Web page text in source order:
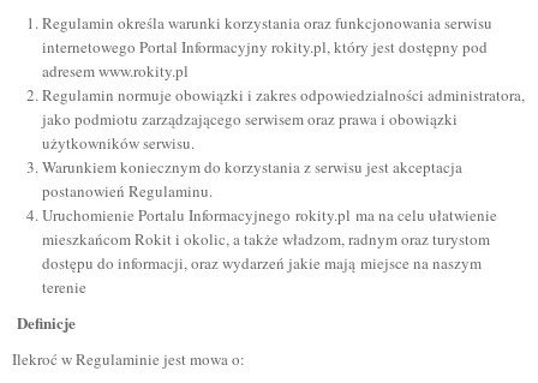
Regulamin określa warunki korzystania oraz funkcjonowania serwisu
internetowego Portal Informacyjny rokity.pl, który jest dostępny pod
adresemwww.rokity.pl
Regulamin normuje obowiązki i zakres odpowiedzialności administratora,
jako podmiotu zarządzającego serwisem oraz prawa i obowiązki
użytkowników serwisu.
Warunkiem koniecznym do korzystania z serwisu jest akceptacja
postanowień Regulaminu.
Uruchomienie Portalu Informacyjnego rokity.pl ma na celu ułatwienie
mieszkańcom Rokit i okolic, a także władzom, radnym oraz turystom
dostępu do informacji, oraz wydarzeń jakie mają miejsce na naszym
terenie
Definicje
Ilekroć w Regulaminie jest mowa o: